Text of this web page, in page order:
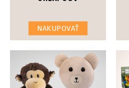
NAKUPOVAŤ